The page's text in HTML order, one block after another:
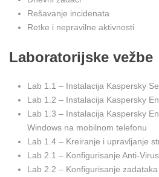
Rešavanje incidenata
Retke i nepravilne aktivnosti
Laboratorijske vežbe
Lab 1.1 – Instalacija Kaspersky
Lab 1.2 – Instalacija Kaspersky
Lab 1.3 – Instalacija Kaspersky
Windows na mobilnom telefonu
Lab 1.4 – Kreiranje i upravljanje
Lab 2.1 – Konfigurisanje Anti-
Lab 2.2 – Konfigurisanje